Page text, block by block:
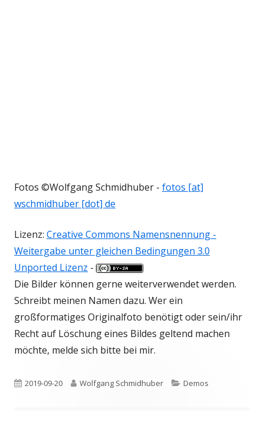
Fotos ©Wolfgang Schmidhuber - fotos [at]
wschmidhuber [dot] de
Lizenz: Creative Commons Namensnennung -
Weitergabe unter gleichen Bedingungen 3.0
Unported Lizenz -
Die Bilder können gerne weiterverwendet werden.
Schreibt meinen Namen dazu. Wer ein
großformatiges Originalfoto benötigt oder sein/ihr
Recht auf Löschung eines Bildes geltend machen
möchte, melde sich bitte bei mir.
Veröffentlicht
2019-09-20 Autor
Wolfgang Schmidhuber Kategorien
Demos